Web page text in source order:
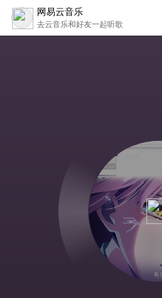
网易云音乐
去云音乐和好友一起听歌